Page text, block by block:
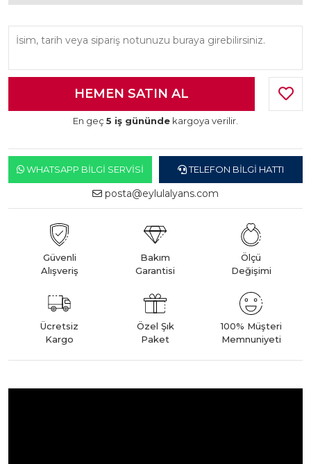
En geç 5 iş gününde kargoya verilir.
WHATSAPP BILGI SERVISI TELEFON BILGI HATTI
posta@eylulalyans.com
Güvenli
Alışveriş
Bakım
Garantisi
Ölçü
Değişimi
Ücretsiz
Kargo
Özel Şık
Paket
100% Müşteri
Memnuniyeti